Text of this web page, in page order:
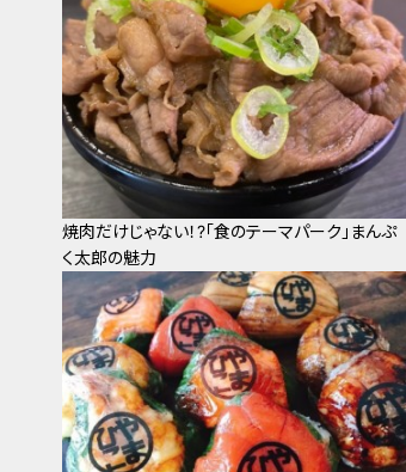
焼肉だけじゃない！?「食のテーマパーク」まんぷ
く太郎の魅力